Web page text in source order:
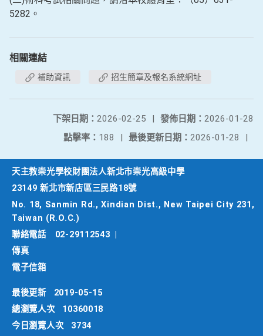
5282。
相關連結
補助資訊 招生簡章及報名系統網址
發佈日期： 2026-01-28
下架日期： 2026-02-25
|
最後更新日期： 2026-01-28 |
點擊率： 188 |
天主教崇光學校財團法人新北市崇光高級中學
23149 新北市新店區三民路18號
No. 18, Sanmin Rd., Xindian Dist., New Taipei City 231,
Taiwan (R.O.C.)
聯絡電話
02-29112543
傳真
電子信箱
最後更新
2019-05-15
總瀏覽人次
10360018
今日瀏覽人次
3734